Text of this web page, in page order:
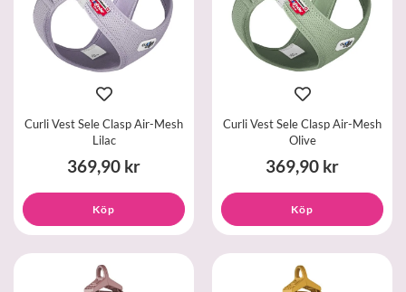
Curli Vest Sele Clasp Air-Mesh
Lilac
369,90 kr
Köp
Curli Vest Sele Clasp Air-Mesh
Olive
369,90 kr
Köp